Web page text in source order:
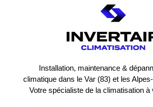
Installation, maintenance &
climatique dans le Var (83) et les
Votre spécialiste de la climatisation à